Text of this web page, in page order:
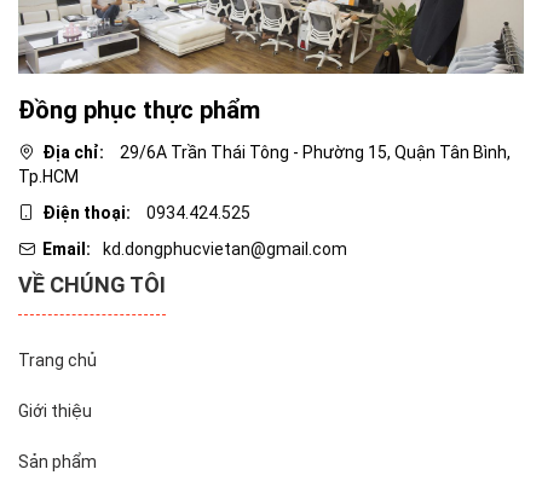
Đồng phục thực phẩm
Địa chỉ:
29/6A Trần Thái Tông - Phường 15, Quận Tân Bình,
Tp.HCM
Điện thoại:
0934.424.525
Email:
kd.dongphucvietan@gmail.com
VỀ CHÚNG TÔI
Trang chủ
Giới thiệu
Sản phẩm